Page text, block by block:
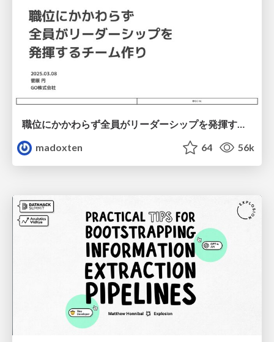
職位にかかわらず全員がリーダーシップを発揮するチーム作り / Building a team where everyone can demonstrate leadership regardless of position
madoxten
64 56k